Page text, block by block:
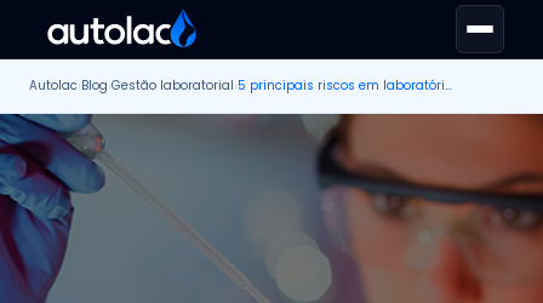
Autolac›Blog›Gestão laboratorial› 5 principais riscos em laboratório de análises clínicas e como evitá-los